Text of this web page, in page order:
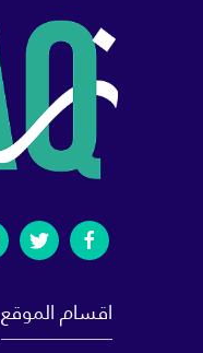
اقسام الموقع